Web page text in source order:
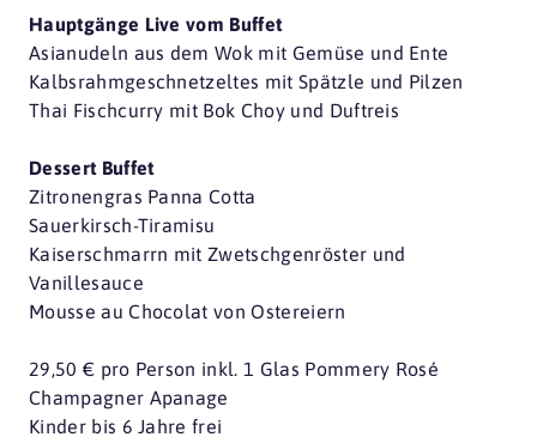
Hauptgänge Live vom Buffet
Asianudeln aus dem Wok mit Gemüse und Ente
Kalbsrahmgeschnetzeltes mit Spätzle und Pilzen
Thai Fischcurry mit Bok Choy und Duftreis
Dessert Buffet
Zitronengras Panna Cotta
Sauerkirsch-Tiramisu
Kaiserschmarrn mit Zwetschgenröster und
Vanillesauce
Mousse au Chocolat von Ostereiern
29,50 € pro Person inkl. 1 Glas Pommery Rosé
Champagner Apanage
Kinder bis 6 Jahre frei